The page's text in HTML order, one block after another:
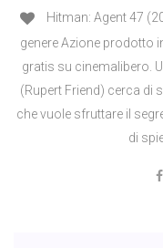
Hitman: Agent 47
genere Azione prodotto
gratis su cinemalibero.
(Rupert Friend) cerca di
che vuole sfruttare il
di